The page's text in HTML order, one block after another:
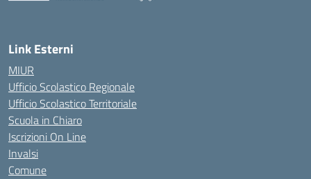
Link Esterni
MIUR
Ufficio Scolastico Regionale
Ufficio Scolastico Territoriale
Scuola in Chiaro
Iscrizioni On Line
Invalsi
Comune